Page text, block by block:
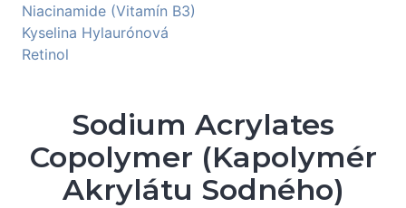
Niacinamide (Vitamín B3)
Kyselina Hylaurónová
Retinol
Sodium Acrylates
Copolymer (Kapolymér
Akrylátu Sodného)